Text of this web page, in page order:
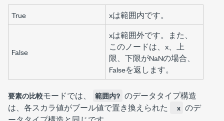
True xは範囲内です。
False
xは範囲外です。また、
このノードは、 x
上
限
下限がNaNの場合、
Falseを返します。
要素の比較モードでは、 範囲内? のデータタイプ構造
は、各スカラ値がブール値で置き換えられた
x のデ